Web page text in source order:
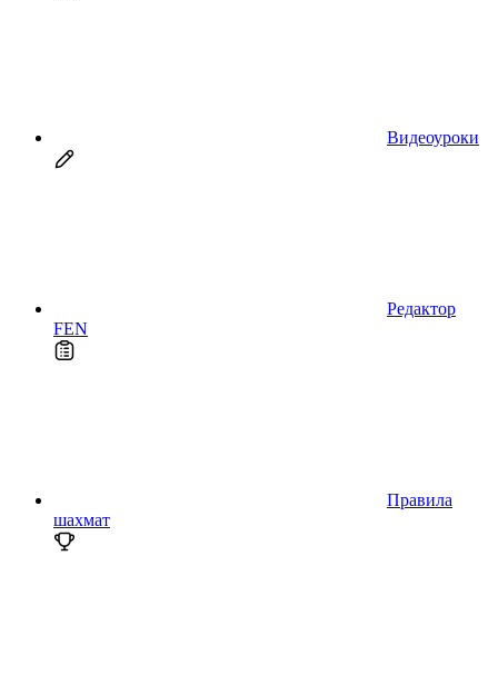
Видеоуроки
Редактор
FEN
Правила
шахмат